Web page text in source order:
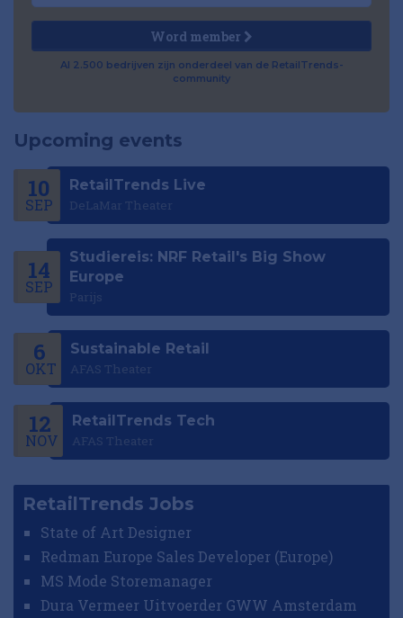
Word member
Al 2.500 bedrijven zijn onderdeel van de RetailTrends-
community
Upcoming events
10
SEP
RetailTrends Live
DeLaMar Theater
14
SEP
Studiereis: NRF Retail's Big Show
Europe
Parijs
6
OKT
Sustainable Retail
AFAS Theater
12
NOV
RetailTrends Tech
AFAS Theater
RetailTrends Jobs
State of Art Designer
Redman Europe Sales Developer (Europe)
MS Mode Storemanager
Dura Vermeer Uitvoerder GWW Amsterdam